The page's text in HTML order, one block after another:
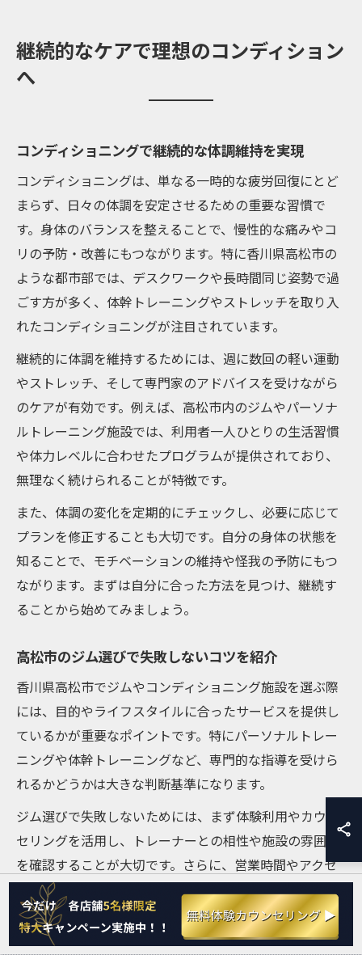
継続的なケアで理想のコンディション
へ
コンディショニングで継続的な体調維持を実現
コンディショニングは、単なる一時的な疲労回復にとど
まらず、日々の体調を安定させるための重要な習慣で
す。身体のバランスを整えることで、慢性的な痛みやコ
リの予防・改善にもつながります。特に香川県高松市の
ような都市部では、デスクワークや長時間同じ姿勢で過
ごす方が多く、体幹トレーニングやストレッチを取り入
れたコンディショニングが注目されています。
継続的に体調を維持するためには、週に数回の軽い運動
やストレッチ、そして専門家のアドバイスを受けながら
のケアが有効です。例えば、高松市内のジムやパーソナ
ルトレーニング施設では、利用者一人ひとりの生活習慣
や体力レベルに合わせたプログラムが提供されており、
無理なく続けられることが特徴です。
また、体調の変化を定期的にチェックし、必要に応じて
プランを修正することも大切です。自分の身体の状態を
知ることで、モチベーションの維持や怪我の予防にもつ
ながります。まずは自分に合った方法を見つけ、継続す
ることから始めてみましょう。
高松市のジム選びで失敗しないコツを紹介
香川県高松市でジムやコンディショニング施設を選ぶ際
には、目的やライフスタイルに合ったサービスを提供し
ているかが重要なポイントです。特にパーソナルトレー
ニングや体幹トレーニングなど、専門的な指導を受けら
れるかどうかは大きな判断基準になります。
ジム選びで失敗しないためには、まず体験利用やカウン
セリングを活用し、トレーナーとの相性や施設の雰囲気
を確認することが大切です。さらに、営業時間やアクセ
スの良さ、ジムの衛生管理が徹底されているかもチェッ
クポイントとなります。最近では、高松市で新規オープ
ン予定のジムや、コンディショニングジムネストなど地